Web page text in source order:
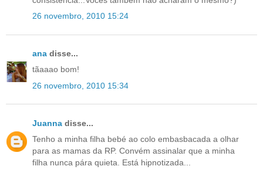
26 novembro, 2010 15:24
ana disse...
tãaaao bom!
26 novembro, 2010 15:34
Juanna disse...
Tenho a minha filha bebé ao colo embasbacada a olhar
para as mamas da RP. Convém assinalar que a minha
filha nunca pára quieta. Está hipnotizada...